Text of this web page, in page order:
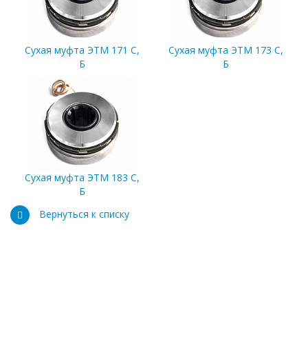
Сухая муфта ЭТМ 171 С,
Б
Сухая муфта ЭТМ 173 С,
Б
Сухая муфта ЭТМ 183 С,
Б
Вернуться к списку